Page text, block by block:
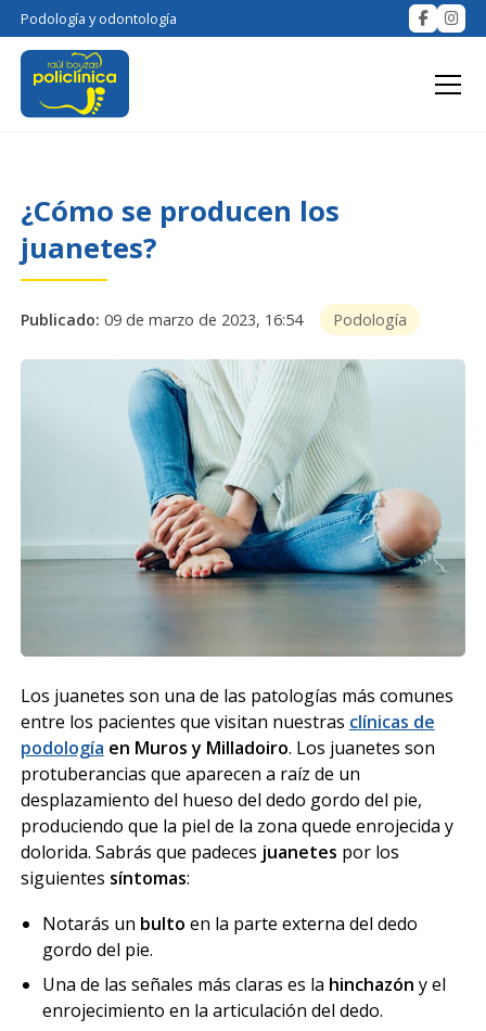
Podología y odontología
¿Cómo se producen los
juanetes?
Publicado: 09 de marzo de 2023, 16:54 Podología
Los juanetes son una de las patologías más comunes
entre los pacientes que visitan nuestras clínicas de
podología en Muros y Milladoiro. Los juanetes son
protuberancias que aparecen a raíz de un
desplazamiento del hueso del dedo gordo del pie,
produciendo que la piel de la zona quede enrojecida y
dolorida. Sabrás que padeces juanetes por los
siguientes síntomas:
Notarás un bulto en la parte externa del dedo
gordo del pie.
Una de las señales más claras es la hinchazón y el
enrojecimiento en la articulación del dedo.